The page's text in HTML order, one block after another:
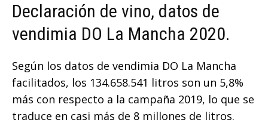
Declaración de vino, datos de
vendimia DO La Mancha 2020.
Según los datos de vendimia DO La Mancha
facilitados, los 134.658.541 litros son un 5,8%
más con respecto a la campaña 2019, lo que se
traduce en casi más de 8 millones de litros.